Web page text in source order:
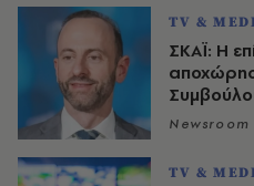
TV &
ΣΚΑΪ: Η
Newsroom
TV &